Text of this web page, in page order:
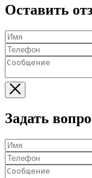
Оставить
Задать